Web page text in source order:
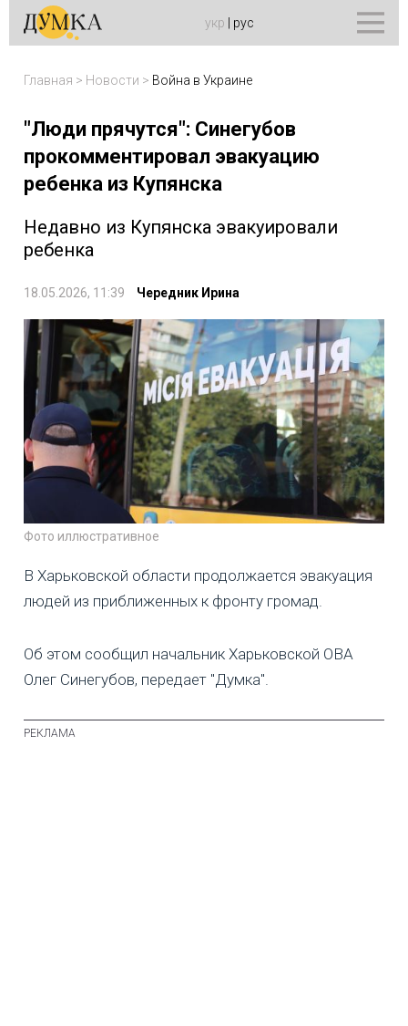
укр рус
Главная > Новости > Война в Украине
"Люди прячутся": Синегубов
прокомментировал эвакуацию
ребенка из Купянска
Недавно из Купянска эвакуировали
ребенка
18.05.2026, 11:39 Чередник Ирина
Фото иллюстративное
В Харьковской области продолжается эвакуация
людей из приближенных к фронту громад.
Об этом сообщил начальник Харьковской ОВА
Олег Синегубов, передает "Думка".